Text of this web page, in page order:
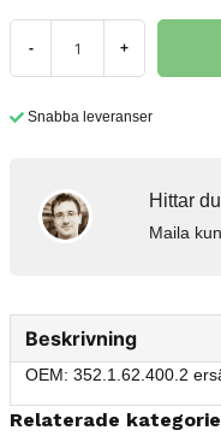
- +
Snabba leveranser
Hittar
Maila
Beskrivning
OEM: 352.1.62.400.2
Relaterade